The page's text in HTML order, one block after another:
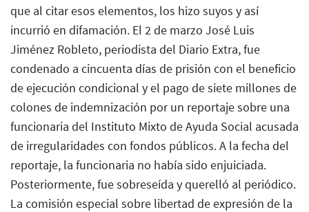
que al citar esos elementos, los hizo suyos y así
incurrió en difamación. El 2 de marzo José Luis
Jiménez Robleto, periodista del Diario Extra, fue
condenado a cincuenta días de prisión con el beneficio
de ejecución condicional y el pago de siete millones de
colones de indemnización por un reportaje sobre una
funcionaria del Instituto Mixto de Ayuda Social acusada
de irregularidades con fondos públicos. A la fecha del
reportaje, la funcionaria no había sido enjuiciada.
Posteriormente, fue sobreseída y querelló al periódico.
La comisión especial sobre libertad de expresión de la